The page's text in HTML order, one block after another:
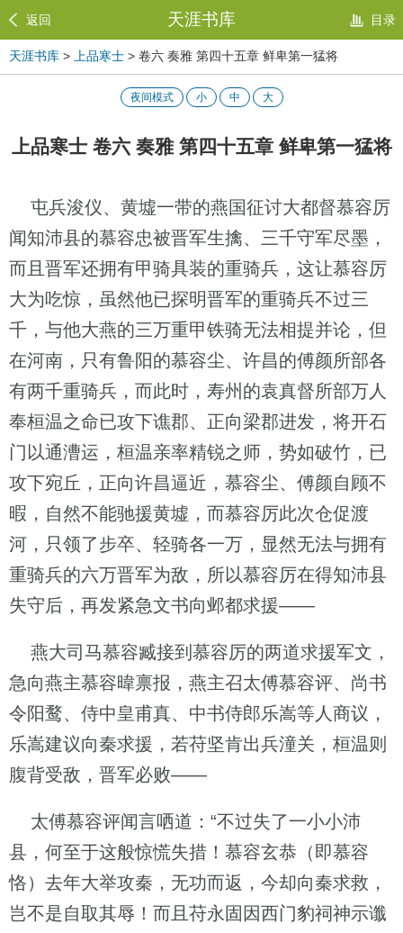
返回 天涯书库 目录
天涯书库 > 上品寒士 > 卷六 奏雅 第四十五章 鲜卑第一猛将
夜间模式 小 中 大
上品寒士 卷六 奏雅 第四十五章 鲜卑第一猛将
屯兵浚仪、黄墟一带的燕国征讨大都督慕容厉
闻知沛县的慕容忠被晋军生擒、三千守军尽墨，
而且晋军还拥有甲骑具装的重骑兵，这让慕容厉
大为吃惊，虽然他已探明晋军的重骑兵不过三
千，与他大燕的三万重甲铁骑无法相提并论，但
在河南，只有鲁阳的慕容尘、许昌的傅颜所部各
有两千重骑兵，而此时，寿州的袁真督所部万人
奉桓温之命已攻下谯郡、正向梁郡进发，将开石
门以通漕运，桓温亲率精锐之师，势如破竹，已
攻下宛丘，正向许昌逼近，慕容尘、傅颜自顾不
暇，自然不能驰援黄墟，而慕容厉此次仓促渡
河，只领了步卒、轻骑各一万，显然无法与拥有
重骑兵的六万晋军为敌，所以慕容厉在得知沛县
失守后，再发紧急文书向邺都求援——
燕大司马慕容臧接到慕容厉的两道求援军文，
急向燕主慕容暐禀报，燕主召太傅慕容评、尚书
令阳鹜、侍中皇甫真、中书侍郎乐嵩等人商议，
乐嵩建议向秦求援，若苻坚肯出兵潼关，桓温则
腹背受敌，晋军必败——
太傅慕容评闻言哂道：“不过失了一小小沛
县，何至于这般惊慌失措！慕容玄恭（即慕容
恪）去年大举攻秦，无功而返，今却向秦求救，
岂不是自取其辱！而且苻永固因西门豹祠神示谶